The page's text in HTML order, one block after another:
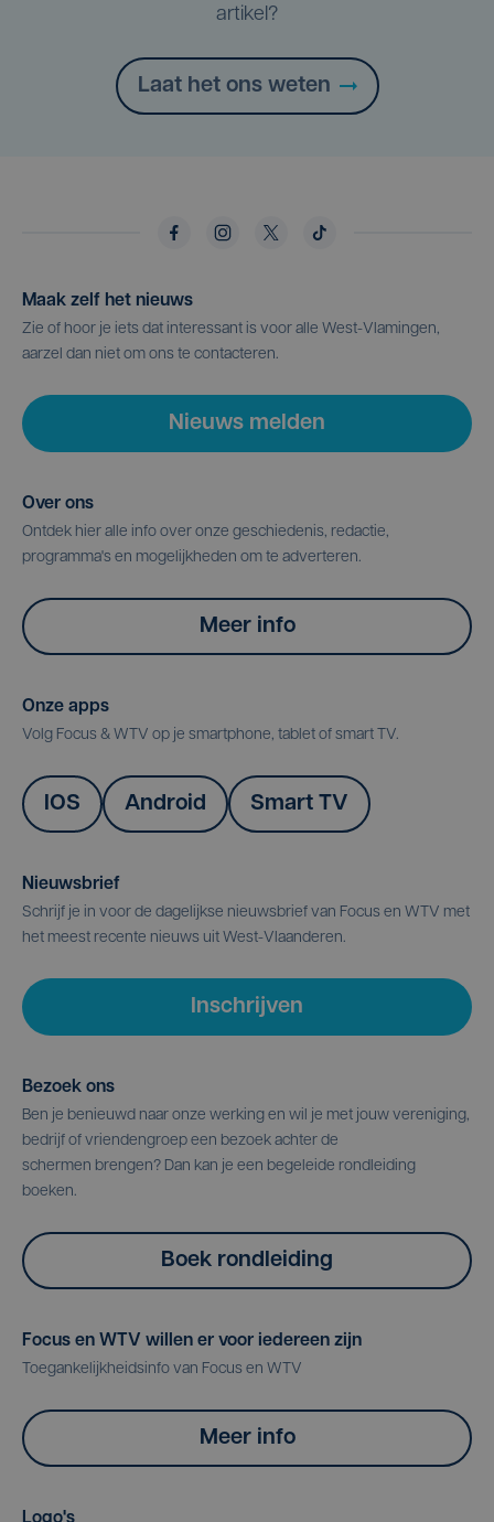
artikel?
Laat het ons weten
Maak zelf het nieuws
Zie of hoor je iets dat interessant is voor alle West-Vlamingen,
aarzel dan niet om ons te contacteren.
Nieuws melden
Over ons
Ontdek hier alle info over onze geschiedenis, redactie,
programma's en mogelijkheden om te adverteren.
Meer info
Onze apps
Volg Focus & WTV op je smartphone, tablet of smart TV.
IOS Android Smart TV
Nieuwsbrief
Schrijf je in voor de dagelijkse nieuwsbrief van Focus en WTV met
het meest recente nieuws uit West-Vlaanderen.
Inschrijven
Bezoek ons
Ben je benieuwd naar onze werking en wil je met jouw vereniging,
bedrijf of vriendengroep een bezoek achter de
schermen brengen? Dan kan je een begeleide rondleiding
boeken.
Boek rondleiding
Focus en WTV willen er voor iedereen zijn
Toegankelijkheidsinfo van Focus en WTV
Meer info